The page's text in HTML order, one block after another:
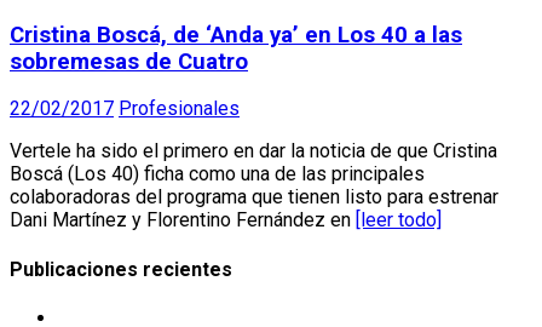
Cristina Boscá, de ‘Anda ya’ en Los 40 a las
sobremesas de Cuatro
22/02/2017 Profesionales
Vertele ha sido el primero en dar la noticia de que Cristina
Boscá (Los 40) ficha como una de las principales
colaboradoras del programa que tienen listo para estrenar
Dani Martínez y Florentino Fernández en
[leer todo]
Publicaciones recientes